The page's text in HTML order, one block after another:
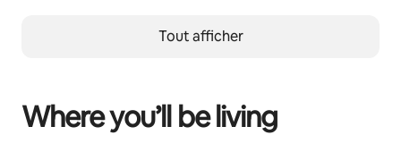
Tout afficher
Where you’ll be living